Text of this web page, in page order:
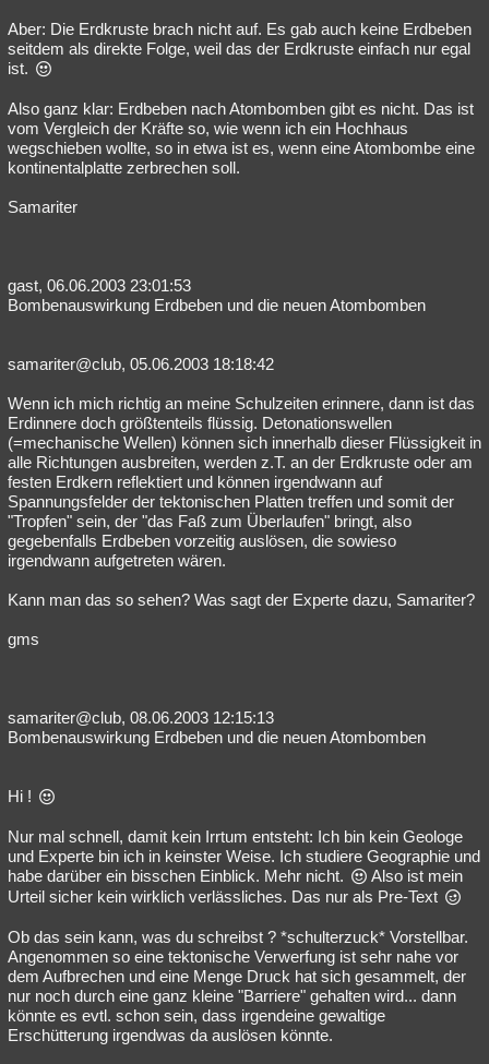
Aber: Die Erdkruste brach nicht auf. Es gab auch keine Erdbeben
seitdem als direkte Folge, weil das der Erdkruste einfach nur egal
ist.
Also ganz klar: Erdbeben nach Atombomben gibt es nicht. Das ist
vom Vergleich der Kräfte so, wie wenn ich ein Hochhaus
wegschieben wollte, so in etwa ist es, wenn eine Atombombe eine
kontinentalplatte zerbrechen soll.
Samariter
gast, 06.06.2003 23:01:53
Bombenauswirkung Erdbeben und die neuen Atombomben
samariter@club, 05.06.2003 18:18:42
Wenn ich mich richtig an meine Schulzeiten erinnere, dann ist das
Erdinnere doch größtenteils flüssig. Detonationswellen
(=mechanische Wellen) können sich innerhalb dieser Flüssigkeit in
alle Richtungen ausbreiten, werden z.T. an der Erdkruste oder am
festen Erdkern reflektiert und können irgendwann auf
Spannungsfelder der tektonischen Platten treffen und somit der
"Tropfen" sein, der "das Faß zum Überlaufen" bringt, also
gegebenfalls Erdbeben vorzeitig auslösen, die sowieso
irgendwann aufgetreten wären.
Kann man das so sehen? Was sagt der Experte dazu, Samariter?
gms
samariter@club, 08.06.2003 12:15:13
Bombenauswirkung Erdbeben und die neuen Atombomben
Hi !
Nur mal schnell, damit kein Irrtum entsteht: Ich bin kein Geologe
und Experte bin ich in keinster Weise. Ich studiere Geographie und
habe darüber ein bisschen Einblick. Mehr nicht.
Also ist mein
Urteil sicher kein wirklich verlässliches. Das nur als Pre-Text
Ob das sein kann, was du schreibst ? *schulterzuck* Vorstellbar.
Angenommen so eine tektonische Verwerfung ist sehr nahe vor
dem Aufbrechen und eine Menge Druck hat sich gesammelt, der
nur noch durch eine ganz kleine "Barriere" gehalten wird... dann
könnte es evtl. schon sein, dass irgendeine gewaltige
Erschütterung irgendwas da auslösen könnte.